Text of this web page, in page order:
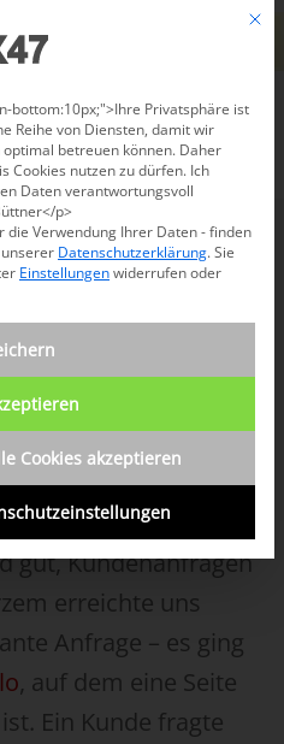
gut, Kundenanfragen
erreichte uns
Anfrage – es ging
, auf dem eine Seite
Ein Kunde fragte
Mit
bottom:10px;">Ihre Privatsphäre ist
Reihe von Diensten, damit wir
betreuen können. Daher
Cookies nutzen zu dürfen. Ich
Daten verantwortungsvoll
p>
Verwendung Ihrer Daten - finden
Datenschutzerklärung.Sie
Einstellungenwiderrufen oder
Cookies akzeptieren